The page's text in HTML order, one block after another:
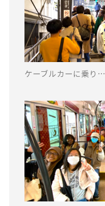
ケーブルカーに乗り…